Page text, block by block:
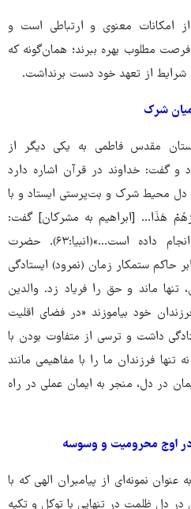
امکانات معنوی و ارتباطی است و
فرصت مطلوب بهره ببرند؛ همان‌گونه که
از تعهد خود دست برنداشت.
شرک
مقدس فاطمی به یکی دیگر از
و گفت: خداوند در قرآن اشاره دارد
دل محیط شرک و بت‌پرستی ایستاد و با
هَذَا… [ابراهیم به مشرکان] گفت:
بلکه این کار را بزرگ‌ترشان انجام داده است…»(انبیا:۶۳). حضرت
حاکم ستمکار زمان (نمرود) ایستادگی
تنها ماند و حق را فریاد زد. والدین
خود بیاموزند «در فضای اقلیت
داشت و ترسی از متفاوت بودن با
فرزندان ما را با مفاهیمی مانند
در دل، منجر به ایمان عملی در راه
اوج محرومیت و وسوسه
نمونه‌ای از پیامبران الهی که با
دل ظلمت در تنهایی با توکل و تکیه